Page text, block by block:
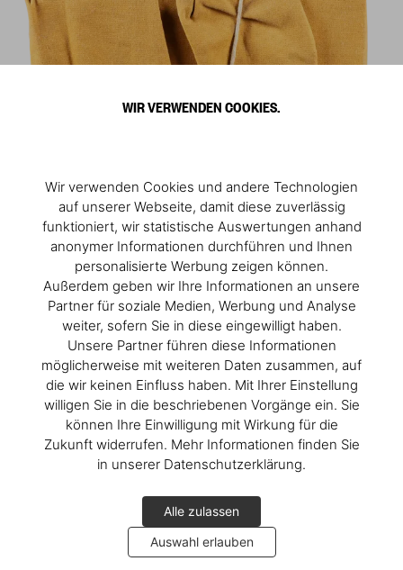
WIR VERWENDEN COOKIES.
Wir verwenden Cookies und andere Technologien
auf unserer Webseite, damit diese zuverlässig
funktioniert, wir statistische Auswertungen anhand
anonymer Informationen durchführen und Ihnen
personalisierte Werbung zeigen können.
Außerdem geben wir Ihre Informationen an unsere
Partner für soziale Medien, Werbung und Analyse
weiter, sofern Sie in diese eingewilligt haben.
Unsere Partner führen diese Informationen
möglicherweise mit weiteren Daten zusammen, auf
die wir keinen Einfluss haben. Mit Ihrer Einstellung
willigen Sie in die beschriebenen Vorgänge ein. Sie
können Ihre Einwilligung mit Wirkung für die
Zukunft widerrufen. Mehr Informationen finden Sie
in unserer Datenschutzerklärung.
Alle zulassen
Auswahl erlauben